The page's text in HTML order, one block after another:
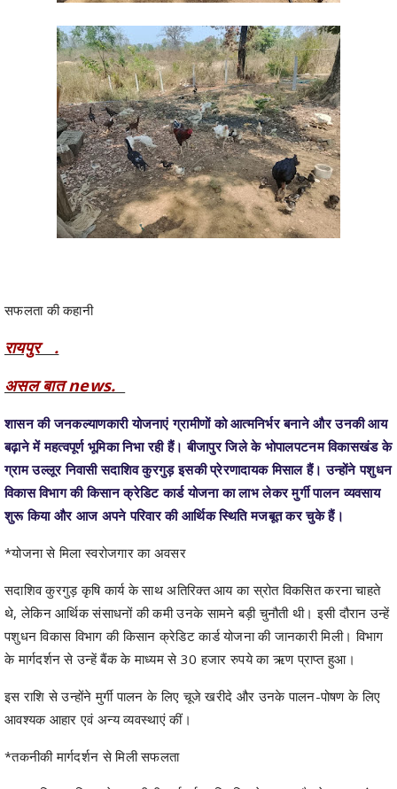
सफलता की कहानी
रायपुर .
असल बात news.
शासन की जनकल्याणकारी योजनाएं ग्रामीणों को आत्मनिर्भर बनाने और उनकी आय
बढ़ाने में महत्वपूर्ण भूमिका निभा रही हैं। बीजापुर जिले के भोपालपटनम विकासखंड के
ग्राम उल्लूर निवासी सदाशिव कुरगुड़ इसकी प्रेरणादायक मिसाल हैं। उन्होंने पशुधन
विकास विभाग की किसान क्रेडिट कार्ड योजना का लाभ लेकर मुर्गी पालन व्यवसाय
शुरू किया और आज अपने परिवार की आर्थिक स्थिति मजबूत कर चुके हैं।
*योजना से मिला स्वरोजगार का अवसर
सदाशिव कुरगुड़ कृषि कार्य के साथ अतिरिक्त आय का स्रोत विकसित करना चाहते
थे, लेकिन आर्थिक संसाधनों की कमी उनके सामने बड़ी चुनौती थी। इसी दौरान उन्हें
पशुधन विकास विभाग की किसान क्रेडिट कार्ड योजना की जानकारी मिली। विभाग
के मार्गदर्शन से उन्हें बैंक के माध्यम से 30 हजार रुपये का ऋण प्राप्त हुआ।
इस राशि से उन्होंने मुर्गी पालन के लिए चूजे खरीदे और उनके पालन-पोषण के लिए
आवश्यक आहार एवं अन्य व्यवस्थाएं कीं।
*तकनीकी मार्गदर्शन से मिली सफलता